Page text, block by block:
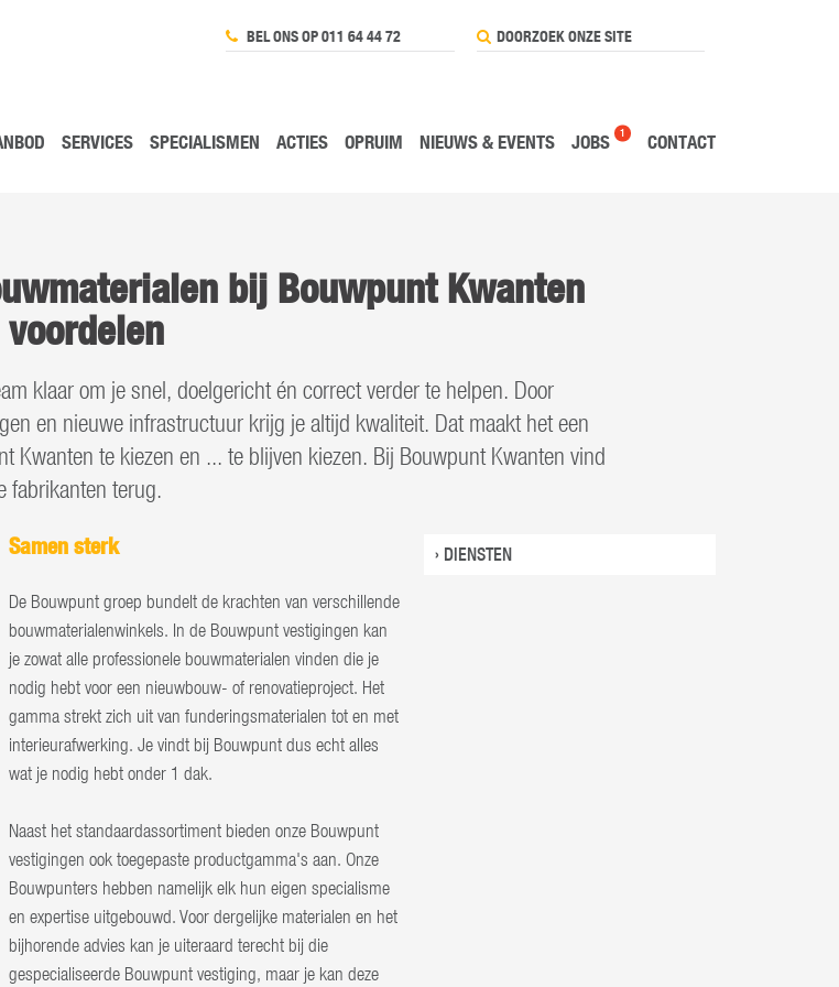
BEL ONS OP 011 64 44 72
SERVICES SPECIALISMEN ACTIES OPRUIM NIEUWS & EVENTS JOBS 1 CONTACT
bij Bouwpunt Kwanten
klaar om je snel, doelgericht én correct verder te helpen. Door
en nieuwe infrastructuur krijg je altijd kwaliteit. Dat maakt het een
Kwanten te kiezen en ... te blijven kiezen. Bij Bouwpunt Kwanten vind
fabrikanten terug.
› DIENSTEN
Samen sterk
De Bouwpunt groep bundelt de krachten van verschillende
bouwmaterialenwinkels. In de Bouwpunt vestigingen kan
je zowat alle professionele bouwmaterialen vinden die je
nodig hebt voor een nieuwbouw- of renovatieproject. Het
gamma strekt zich uit van funderingsmaterialen tot en met
interieurafwerking. Je vindt bij Bouwpunt dus echt alles
wat je nodig hebt onder 1 dak.
Naast het standaardassortiment bieden onze Bouwpunt
vestigingen ook toegepaste productgamma's aan. Onze
Bouwpunters hebben namelijk elk hun eigen specialisme
en expertise uitgebouwd. Voor dergelijke materialen en het
bijhorende advies kan je uiteraard terecht bij die
gespecialiseerde Bouwpunt vestiging, maar je kan deze